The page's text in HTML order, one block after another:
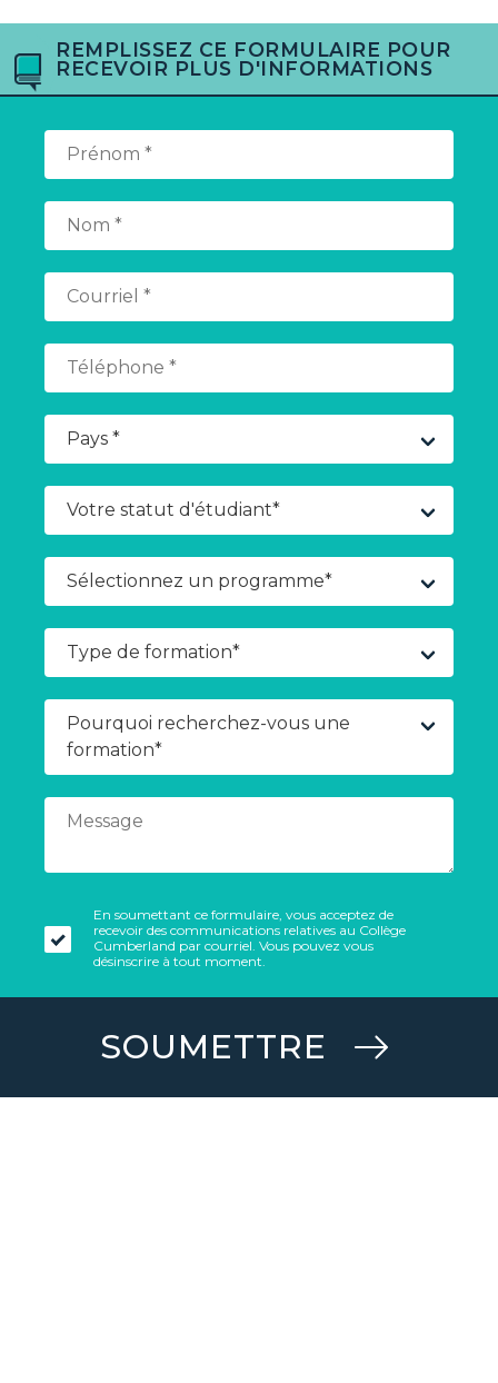
REMPLISSEZ CE FORMULAIRE POUR
RECEVOIR PLUS D'INFORMATIONS
En soumettant ce formulaire, vous acceptez de
recevoir des communications relatives au Collège
Cumberland par courriel. Vous pouvez vous
désinscrire à tout moment.
SOUMETTRE